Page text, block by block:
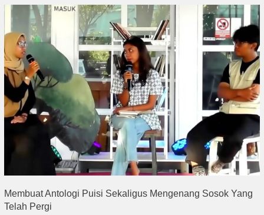
Membuat Antologi Puisi Sekaligus Mengenang Sosok Yang
Telah Pergi